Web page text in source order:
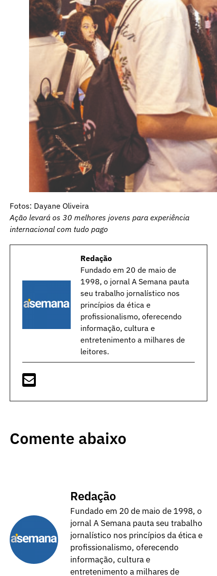
Fotos: Dayane Oliveira
Ação levará os 30 melhores jovens para experiência
internacional com tudo pago
Redação
Fundado em 20 de maio de
1998, o jornal A Semana pauta
seu trabalho jornalístico nos
princípios da ética e
profissionalismo, oferecendo
informação, cultura e
entretenimento a milhares de
leitores.
Comente abaixo
Redação
Fundado em 20 de maio de 1998, o
jornal A Semana pauta seu trabalho
jornalístico nos princípios da ética e
profissionalismo, oferecendo
informação, cultura e
entretenimento a milhares de